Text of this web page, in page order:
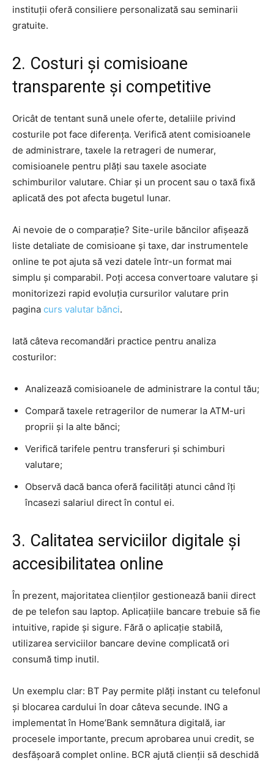
instituții oferă consiliere personalizată sau seminarii
gratuite.
2. Costuri și comisioane
transparente și competitive
Oricât de tentant sună unele oferte, detaliile privind
costurile pot face diferența. Verifică atent comisioanele
de administrare, taxele la retrageri de numerar,
comisioanele pentru plăți sau taxele asociate
schimburilor valutare. Chiar și un procent sau o taxă fixă
aplicată des pot afecta bugetul lunar.
Ai nevoie de o comparație? Site-urile băncilor afișează
liste detaliate de comisioane și taxe, dar instrumentele
online te pot ajuta să vezi datele într-un format mai
simplu și comparabil. Poți accesa convertoare valutare și
monitorizezi rapid evoluția cursurilor valutare prin
pagina curs valutar bănci.
Iată câteva recomandări practice pentru analiza
costurilor:
Analizează comisioanele de administrare la contul tău;
Compară taxele retragerilor de numerar la ATM-uri
proprii și la alte bănci;
Verifică tarifele pentru transferuri și schimburi
valutare;
Observă dacă banca oferă facilități atunci când îți
încasezi salariul direct în contul ei.
3. Calitatea serviciilor digitale și
accesibilitatea online
În prezent, majoritatea clienților gestionează banii direct
de pe telefon sau laptop. Aplicațiile bancare trebuie să fie
intuitive, rapide și sigure. Fără o aplicație stabilă,
utilizarea serviciilor bancare devine complicată ori
consumă timp inutil.
Un exemplu clar: BT Pay permite plăți instant cu telefonul
și blocarea cardului în doar câteva secunde. ING a
implementat în Home’Bank semnătura digitală, iar
procesele importante, precum aprobarea unui credit, se
desfășoară complet online. BCR ajută clienții să deschidă